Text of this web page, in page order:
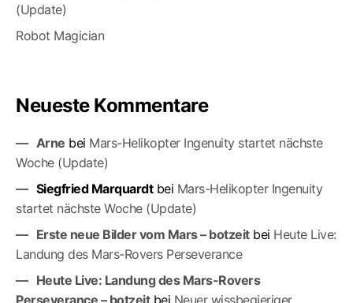
(Update)
Robot Magician
Neueste Kommentare
Arne bei Mars-Helikopter Ingenuity startet nächste
Woche (Update)
Siegfried Marquardtbei Mars-Helikopter Ingenuity
startet nächste Woche (Update)
Erste neue Bilder vom Mars – botzeitbei Heute Live:
Landung des Mars-Rovers Perseverance
Heute Live: Landung des Mars-Rovers
Perseverance – botzeitbei Neuer wissbegieriger